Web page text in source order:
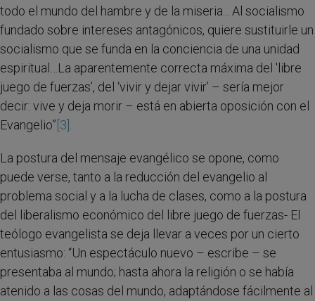
todo el mundo del hambre y de la miseria... Al socialismo
fundado sobre intereses antagónicos, quiere sustituirle un
socialismo que se funda en la conciencia de una unidad
espiritual…La aparentemente correcta máxima del 'libre
juego de fuerzas’, del ‘vivir y dejar vivir’ – sería mejor
decir: vive y deja morir – está en abierta oposición con el
Evangelio” [3]
La postura del mensaje evangélico se opone, como
puede verse, tanto a la reducción del evangelio al
problema social y a la lucha de clases, como a la postura
del liberalismo económico del libre juego de fuerzas- El
teólogo evangelista se deja llevar a veces por un cierto
entusiasmo: “Un espectáculo nuevo – escribe – se
presentaba al mundo; hasta ahora la religión o se había
atenido a las cosas del mundo, adaptándose fácilmente al